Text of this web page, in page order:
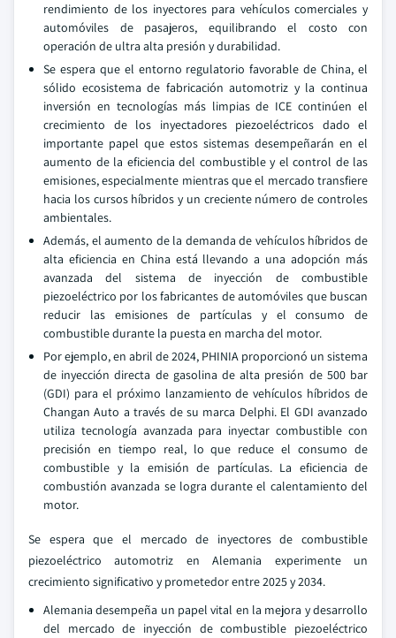
rendimiento de los inyectores para vehículos comerciales y
automóviles de pasajeros, equilibrando el costo con
operación de ultra alta presión y durabilidad.
Se espera que el entorno regulatorio favorable de China, el
sólido ecosistema de fabricación automotriz y la continua
inversión en tecnologías más limpias de ICE continúen el
crecimiento de los inyectadores piezoeléctricos dado el
importante papel que estos sistemas desempeñarán en el
aumento de la eficiencia del combustible y el control de las
emisiones, especialmente mientras que el mercado transfiere
hacia los cursos híbridos y un creciente número de controles
ambientales.
Además, el aumento de la demanda de vehículos híbridos de
alta eficiencia en China está llevando a una adopción más
avanzada del sistema de inyección de combustible
piezoeléctrico por los fabricantes de automóviles que buscan
reducir las emisiones de partículas y el consumo de
combustible durante la puesta en marcha del motor.
Por ejemplo, en abril de 2024, PHINIA proporcionó un sistema
de inyección directa de gasolina de alta presión de 500 bar
(GDI) para el próximo lanzamiento de vehículos híbridos de
Changan Auto a través de su marca Delphi. El GDI avanzado
utiliza tecnología avanzada para inyectar combustible con
precisión en tiempo real, lo que reduce el consumo de
combustible y la emisión de partículas. La eficiencia de
combustión avanzada se logra durante el calentamiento del
motor.
Se espera que el mercado de inyectores de combustible
piezoeléctrico automotriz en Alemania experimente un
crecimiento significativo y prometedor entre 2025 y 2034.
Alemania desempeña un papel vital en la mejora y desarrollo
del mercado de inyección de combustible piezoeléctrico